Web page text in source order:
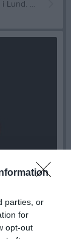
parties, or
for
opt-out
Idag spelades sista omgången av Sommarsnabben i Lund. Endast en deltagare från Ystads Schacksällskap deltog. Erik. Spelarna blir indelade i fyramanna grupper efter ELO och spelstyrka. Betänketiden är på 15 minuter plus 10 sekunder för varje drag. Erik spelade i grupp 7 där han denna gång vann igen. Grupp 7 Mycket starkt jobbat!